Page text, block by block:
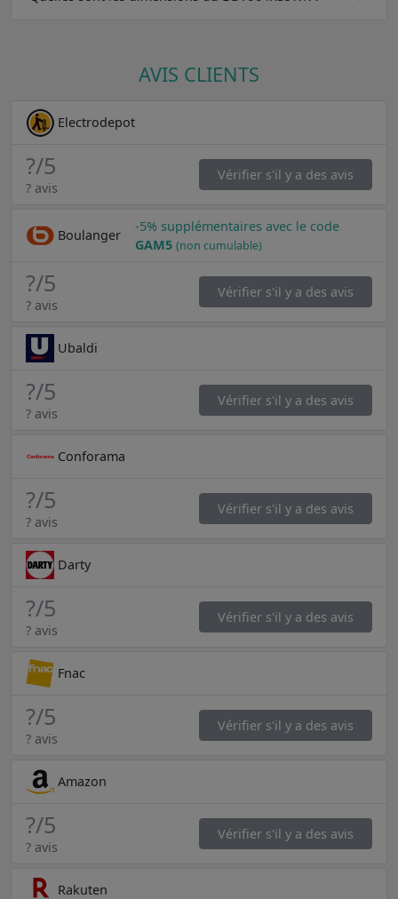
AVIS CLIENTS
Electrodepot
?/5
? avis
Vérifier s'il y a des avis
Boulanger
-5% supplémentaires avec le code
GAM5 (non cumulable)
?/5
? avis
Vérifier s'il y a des avis
Ubaldi
?/5
? avis
Vérifier s'il y a des avis
Conforama
?/5
? avis
Vérifier s'il y a des avis
Darty
?/5
? avis
Vérifier s'il y a des avis
Fnac
?/5
? avis
Vérifier s'il y a des avis
Amazon
?/5
? avis
Vérifier s'il y a des avis
Rakuten